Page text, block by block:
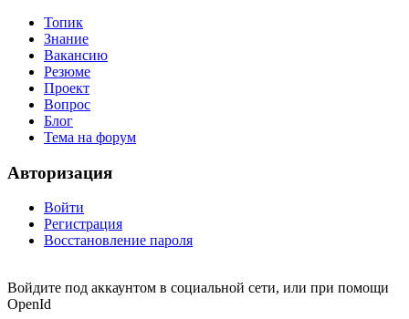
Топик
Знание
Вакансию
Резюме
Проект
Вопрос
Блог
Тема на форум
Авторизация
Войти
Регистрация
Восстановление пароля
Войдите под аккаунтом в социальной сети, или при помощи
OpenId